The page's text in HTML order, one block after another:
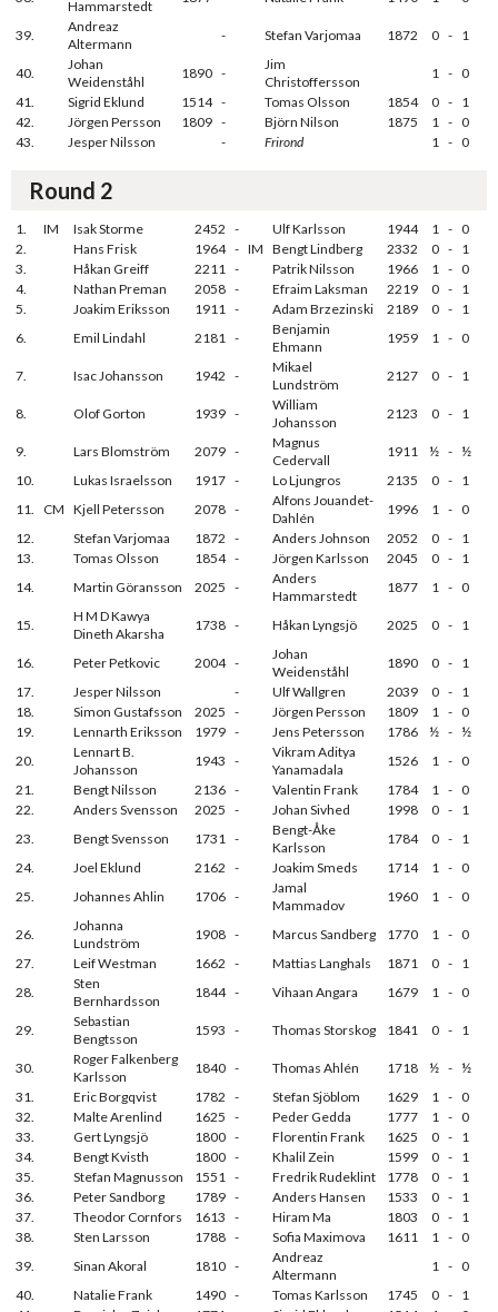
Hammarstedt
39.
Andreaz
Altermann
- Stefan Varjomaa 1872 0 - 1
40.
Johan
Weidenståhl
1890 -
Jim
Christoffersson
1 - 0
41.
Sigrid Eklund 1514 - Tomas Olsson 1854 0 - 1
42.
Jörgen Persson 1809 - Björn Nilson 1875 1 - 0
43.
Jesper Nilsson - Frirond 1 - 0
Round 2
1. IM Isak Storme 2452 - Ulf Karlsson 1944 1 - 0
2.
Hans Frisk 1964 - IM Bengt Lindberg 2332 0 - 1
3.
Håkan Greiff 2211 - Patrik Nilsson 1966 1 - 0
4.
Nathan Preman 2058 - Efraim Laksman 2219 0 - 1
5.
Joakim Eriksson 1911 - Adam Brzezinski 2189 0 - 1
6.
Emil Lindahl 2181 -
Benjamin
Ehmann
1959 1 - 0
7. Isac Johansson 1942 -
Mikael
Lundström
2127 0 - 1
8. Olof Gorton 1939 -
William
Johansson
2123 0 - 1
9. Lars Blomström 2079 -
Magnus
Cedervall
1911 ½ - ½
10.
Lukas Israelsson 1917 - Lo Ljungros 2135 0 - 1
11.
CM Kjell Petersson 2078 -
Alfons Jouandet-
Dahlén
1996 1 - 0
12.
Stefan Varjomaa 1872 - Anders Johnson 2052 0 - 1
13.
Tomas Olsson 1854 - Jörgen Karlsson 2045 0 - 1
14.
Martin Göransson 2025 -
Anders
Hammarstedt
1877 1 - 0
15.
H M D Kawya
Dineth Akarsha
1738 - Håkan Lyngsjö 2025 0 - 1
16. Peter Petkovic 2004 -
Johan
Weidenståhl
1890 0 - 1
17.
Jesper Nilsson - Ulf Wallgren 2039 0 - 1
18.
Simon Gustafsson 2025 - Jörgen Persson 1809 1 - 0
19.
Lennarth Eriksson 1979 - Jens Petersson 1786 ½ - ½
20.
Lennart B.
Johansson
1943 -
Vikram Aditya
Yanamadala
1526 1 - 0
21.
Bengt Nilsson 2136 - Valentin Frank 1784 1 - 0
22.
Anders Svensson 2025 - Johan Sivhed 1998 0 - 1
23.
Bengt Svensson 1731 -
Bengt-Åke
Karlsson
1784 0 - 1
24.
Joel Eklund 2162 - Joakim Smeds 1714 1 - 0
25.
Johannes Ahlin 1706 -
Jamal
Mammadov
1960 1 - 0
26.
Johanna
Lundström
1908 - Marcus Sandberg 1770 1 - 0
27.
Leif Westman 1662 - Mattias Langhals 1871 0 - 1
28.
Sten
Bernhardsson
1844 - Vihaan Angara 1679 1 - 0
29.
Sebastian
Bengtsson
1593 - Thomas Storskog 1841 0 - 1
30.
Roger Falkenberg
Karlsson
1840 - Thomas Ahlén 1718 ½ - ½
31.
Eric Borgqvist 1782 - Stefan Sjöblom 1629 1 - 0
32.
Malte Arenlind 1625 - Peder Gedda 1777 1 - 0
33.
Gert Lyngsjö 1800 - Florentin Frank 1625 0 - 1
34.
Bengt Kvisth 1800 - Khalil Zein 1599 0 - 1
35.
Stefan Magnusson 1551 - Fredrik Rudeklint 1778 0 - 1
36.
Peter Sandborg 1789 - Anders Hansen 1533 0 - 1
37.
Theodor Cornfors 1613 - Hiram Ma 1803 0 - 1
38.
Sten Larsson 1788 - Sofia Maximova 1611 1 - 0
39.
Sinan Akoral 1810 -
Andreaz
Altermann
1 - 0
40.
Natalie Frank 1490 - Tomas Karlsson 1745 0 - 1